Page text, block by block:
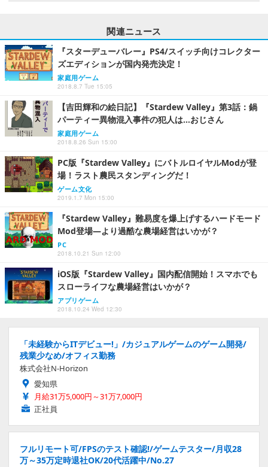
関連ニュース
『スターデューバレー』PS4/スイッチ向けコレクター
ズエディションが国内発売決定！
家庭用ゲーム
2018.8.7 Tue 15:05
【吉田輝和の絵日記】『Stardew Valley』第3話：鍋
パーティー異物混入事件の犯人は…おじさん
家庭用ゲーム
2018.8.26 Sun 15:00
PC版『Stardew Valley』にバトルロイヤルModが登
場！ラスト農民スタンディングだ！
ゲーム文化
2019.1.7 Mon 15:00
『Stardew Valley』難易度を爆上げするハードモード
Mod登場―より過酷な農場経営はいかが？
PC
2018.10.21 Sun 12:00
iOS版『Stardew Valley』国内配信開始！スマホでも
スローライフな農場経営はいかが？
アプリゲーム
2018.10.24 Wed 12:30
「未経験からITデビュー!」/カジュアルゲームのゲーム開発/
残業少なめ/オフィス勤務
株式会社N-Horizon
愛知県
月給31万5,000円～31万7,000円
正社員
フルリモート可/FPSのテスト確認!/ゲームテスター/月収28
万～35万定時退社OK/20代活躍中/No.27